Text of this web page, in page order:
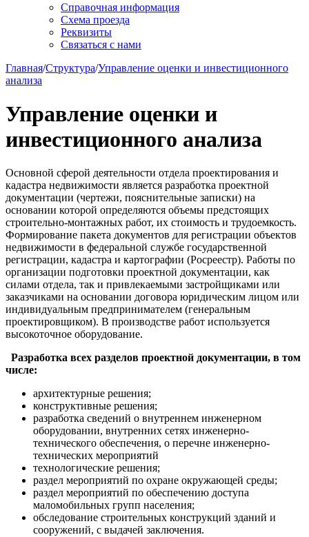
Справочная информация
Схема проезда
Реквизиты
Связаться с нами
Главная/Структура/Управление оценки и инвестиционного
анализа
Управление оценки и
инвестиционного анализа
Основной сферой деятельности отдела проектирования и
кадастра недвижимости является разработка проектной
документации (чертежи, пояснительные записки) на
основании которой определяются объемы предстоящих
строительно-монтажных работ, их стоимость и трудоемкость.
Формирование пакета документов для регистрации объектов
недвижимости в федеральной службе государственной
регистрации, кадастра и картографии (Росреестр). Работы по
организации подготовки проектной документации, как
силами отдела, так и привлекаемыми застройщиками или
заказчиками на основании договора юридическим лицом или
индивидуальным предпринимателем (генеральным
проектировщиком). В производстве работ используется
высокоточное оборудование.
Разработка всех разделов проектной документации, в том
числе:
архитектурные решения;
конструктивные решения;
разработка сведений о внутреннем инженерном
оборудовании, внутренних сетях инженерно-
технического обеспечения, о перечне инженерно-
технических мероприятий
технологические решения;
раздел мероприятий по охране окружающей среды;
раздел мероприятий по обеспечению доступа
маломобильных групп населения;
обследование строительных конструкций зданий и
сооружений, с выдачей заключения.